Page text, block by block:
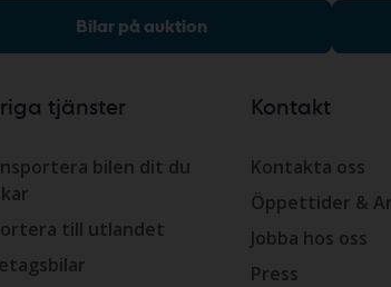
Bilar på auktion
tjänster
bilen dit du
till utlandet
Kontakt
Kontakta oss
Öppettider &
Jobba hos oss
Press